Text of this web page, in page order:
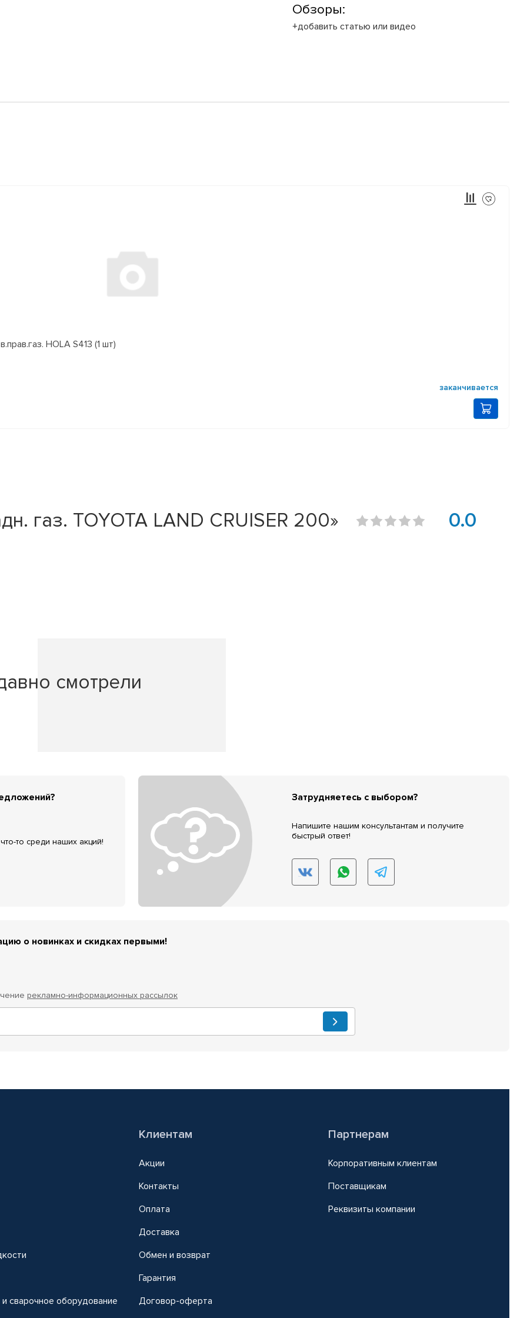
Обзоры:
+добавить статью или видео
HOLA S413 (1 шт)
заканчивается
газ. TOYOTA LAND CRUISER 200» 0.0
смотрели
то среди наших акций!
Затрудняетесь с выбором?
Напишите нашим консультантам и получите
быстрый ответ!
о новинках и скидках первыми!
рекламно-информационных рассылок
сварочное оборудование
Клиентам
Акции
Контакты
Оплата
Доставка
Обмен и возврат
Гарантия
Договор-оферта
Партнерам
Корпоративным клиентам
Поставщикам
Реквизиты компании